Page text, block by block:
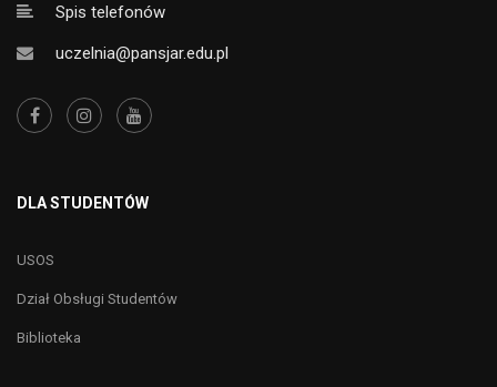
Spis telefonów
uczelnia@pansjar.edu.pl
DLA STUDENTÓW
USOS
Dział Obsługi Studentów
Biblioteka